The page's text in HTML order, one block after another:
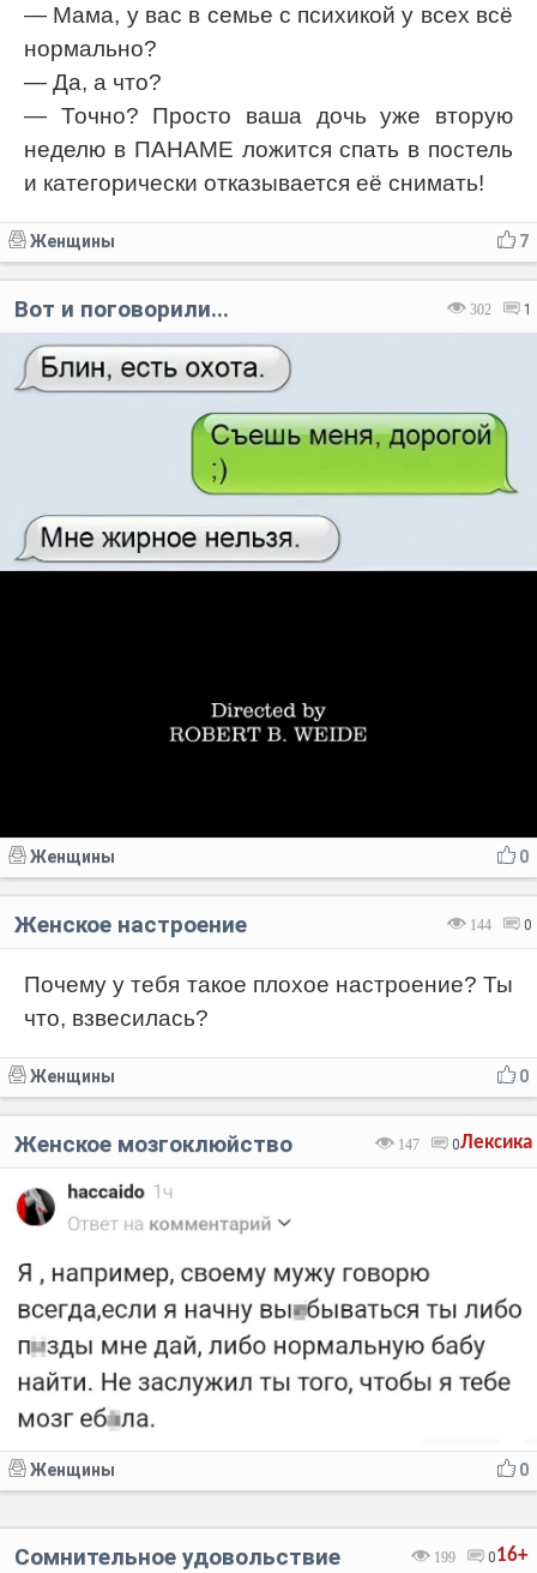
— Мама, у вас в семье с психикой у всех всё
нормально?
— Да, а что?
— Точно? Просто ваша дочь уже вторую
неделю в ПАНАМЕ ложится спать в постель
и категорически отказывается её снимать!
7
Женщины
302 1
Вот и поговорили...
0
Женщины
144 0
Женское настроение
Почему у тебя такое плохое настроение? Ты
что, взвесилась?
0
Женщины
Лексика
147 0
Женское мозгоклюйство
0
Женщины
16+
199 0
Сомнительное удовольствие